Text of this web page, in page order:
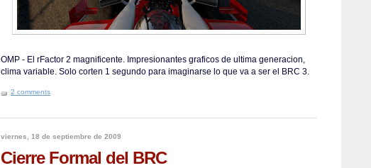
OMP - El rFactor 2 magnificente. Impresionantes graficos de ultima generacion,
clima variable. Solo corten 1 segundo para imaginarse lo que va a ser el BRC 3.
2 comments
viernes, 18 de septiembre de 2009
Cierre Formal del BRC